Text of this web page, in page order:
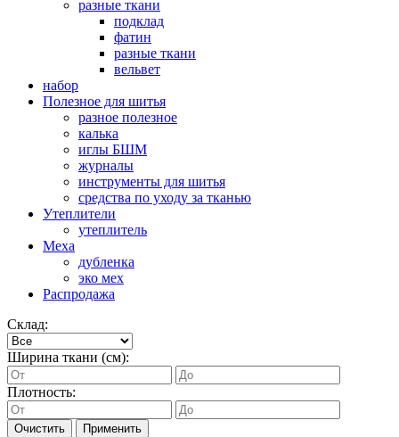
разные ткани
подклад
фатин
разные ткани
вельвет
набор
Полезное для шитья
разное полезное
калька
иглы БШМ
журналы
инструменты для шитья
средства по уходу за тканью
Утеплители
утеплитель
Меха
дубленка
эко мех
Распродажа
Склад:
Ширина ткани (см):
Плотность:
Очистить Применить